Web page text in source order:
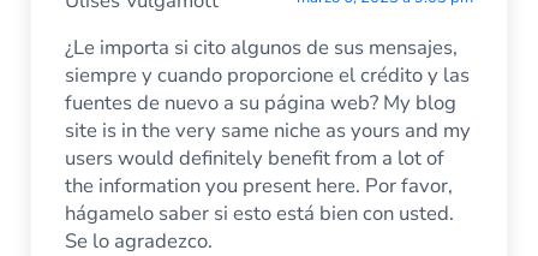
¿Le importa si cito algunos de sus mensajes,
siempre y cuando proporcione el crédito y las
fuentes de nuevo a su página web? My blog
site is in the very same niche as yours and my
users would definitely benefit from a lot of
the information you present here. Por favor,
hágamelo saber si esto está bien con usted.
Se lo agradezco.